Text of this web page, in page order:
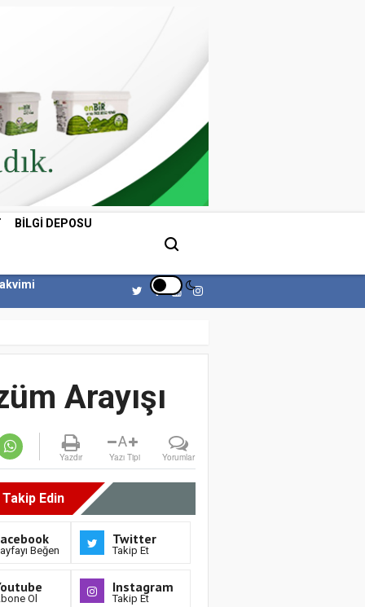
BILGI DEPOSU
Arayışı
Yazdır
A
Yazı Tipi Yorumlar
Edin
Beğen
Twitter
Takip Et
Ol
Instagram
Takip Et